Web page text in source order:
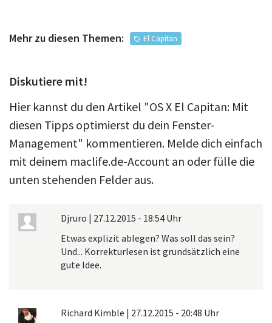
Mehr zu diesen Themen: El Capitan
Diskutiere mit!
Hier kannst du den Artikel "OS X El Capitan: Mit
diesen Tipps optimierst du dein Fenster-
Management" kommentieren. Melde dich einfach
mit deinem maclife.de-Account an oder fülle die
unten stehenden Felder aus.
Djruro | 27.12.2015 - 18:54 Uhr
Etwas explizit ablegen? Was soll das sein?
Und... Korrekturlesen ist grundsätzlich eine
gute Idee.
Richard Kimble | 27.12.2015 - 20:48 Uhr